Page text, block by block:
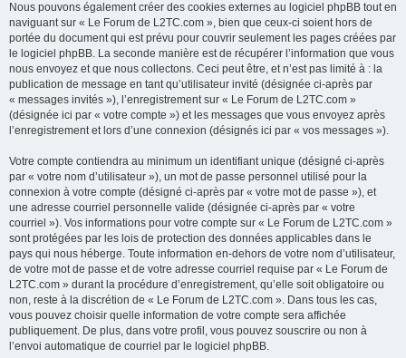
Nous pouvons également créer des cookies externes au logiciel phpBB tout en
naviguant sur « Le Forum de L2TC.com », bien que ceux-ci soient hors de
portée du document qui est prévu pour couvrir seulement les pages créées par
le logiciel phpBB. La seconde manière est de récupérer l’information que vous
nous envoyez et que nous collectons. Ceci peut être, et n’est pas limité à : la
publication de message en tant qu’utilisateur invité (désignée ci-après par
« messages invités »), l’enregistrement sur « Le Forum de L2TC.com »
(désignée ici par « votre compte ») et les messages que vous envoyez après
l’enregistrement et lors d’une connexion (désignés ici par « vos messages »).
Votre compte contiendra au minimum un identifiant unique (désigné ci-après
par « votre nom d’utilisateur »), un mot de passe personnel utilisé pour la
connexion à votre compte (désigné ci-après par « votre mot de passe »), et
une adresse courriel personnelle valide (désignée ci-après par « votre
courriel »). Vos informations pour votre compte sur « Le Forum de L2TC.com »
sont protégées par les lois de protection des données applicables dans le
pays qui nous héberge. Toute information en-dehors de votre nom d’utilisateur,
de votre mot de passe et de votre adresse courriel requise par « Le Forum de
L2TC.com » durant la procédure d’enregistrement, qu’elle soit obligatoire ou
non, reste à la discrétion de « Le Forum de L2TC.com ». Dans tous les cas,
vous pouvez choisir quelle information de votre compte sera affichée
publiquement. De plus, dans votre profil, vous pouvez souscrire ou non à
l’envoi automatique de courriel par le logiciel phpBB.